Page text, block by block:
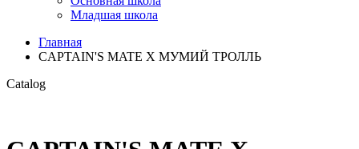
Младшая школа
Главная
CAPTAIN'S MATE Х МУМИЙ ТРОЛЛЬ
Catalog